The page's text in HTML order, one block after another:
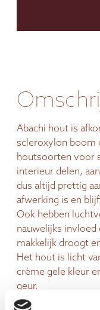
Abachi hout is
scleroxylon boom
houtsoorten voor
interieur delen,
dus altijd prettig
afwerking is en
Ook hebben
nauwelijks
makkelijk droogt
Het hout is licht
crème gele kleur
geur.